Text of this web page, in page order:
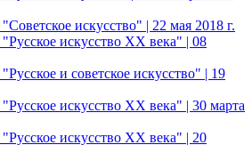
искусство" | 22 мая 2018 г.
искусство ХХ века" | 08
и советское искусство" | 19
искусство ХХ века" | 30 марта
искусство ХХ века" | 20